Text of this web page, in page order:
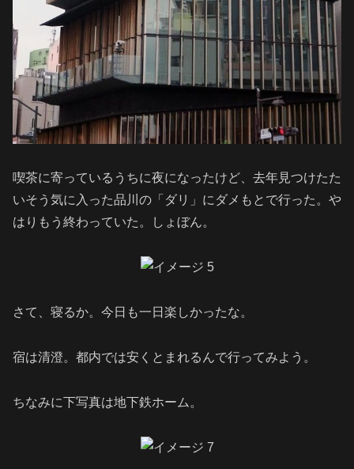
喫茶に寄っているうちに夜になったけど、去年見つけたた
いそう気に入った品川の「ダリ」にダメもとで行った。や
はりもう終わっていた。しょぼん。
さて、寝るか。今日も一日楽しかったな。
宿は清澄。都内では安くとまれるんで行ってみよう。
ちなみに下写真は地下鉄ホーム。